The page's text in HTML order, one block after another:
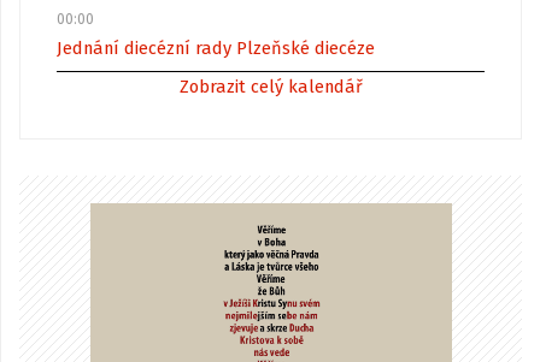
00:00
Jednání diecézní rady Plzeňské diecéze
Zobrazit celý kalendář